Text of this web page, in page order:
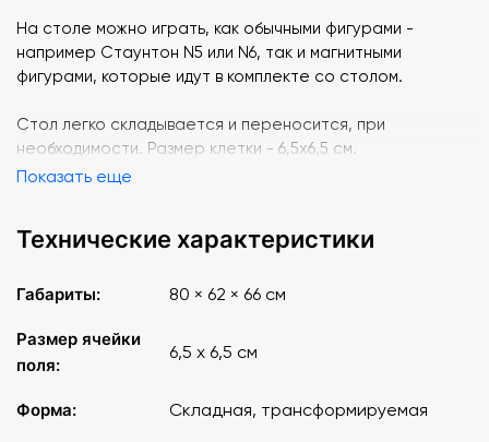
На столе можно играть, как обычными фигурами -
например Стаунтон N5 или N6, так и магнитными
фигурами, которые идут в комплекте со столом.
Стол легко складывается и переносится, при
необходимости. Размер клетки - 6,5х6,5 см.
Показать еще
Технические характеристики
Габариты: 80 × 62 × 66 см
Размер ячейки
поля:
6,5 х 6,5 см
Форма: Складная, трансформируемая